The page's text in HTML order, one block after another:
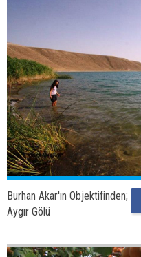
Burhan Akar'ın Objektifinden;
Harabe Olmuş Manastır